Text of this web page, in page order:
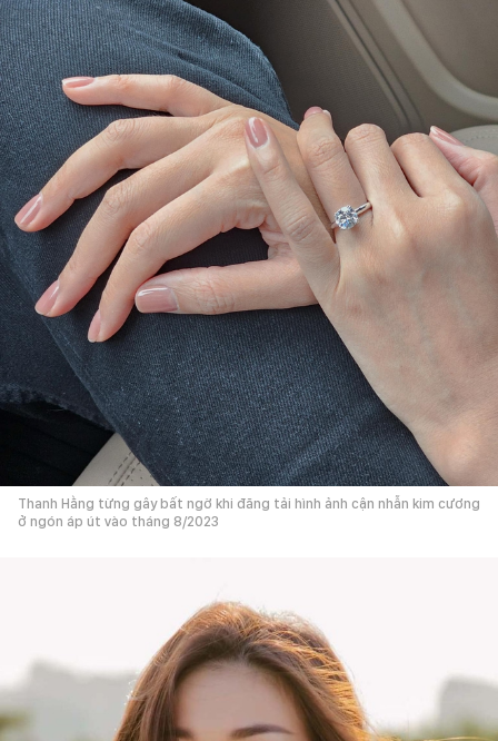
Thanh Hằng từng gây bất ngờ khi đăng tải hình ảnh cận nhẫn kim cương
ở ngón áp út vào tháng 8/2023